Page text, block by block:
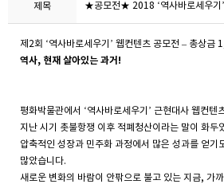
제목 ★공모전★ 2018 ‘역사바로세우기
제2회 ‘역사바로세우기’ 웹컨텐츠 공모전 – 총상금
역사, 현재 살아있는 과거!
평화박물관에서 ‘역사바로세우기’ 근현대사 웹컨텐
지난 시기 촛불항쟁 이후 적폐청산이라는 말이 화두
압축적인 성장과 민주화 과정에서 많은 성과를 얻기
많았습니다.
새로운 변화의 바람이 안팎으로 불고 있는 지금, 가